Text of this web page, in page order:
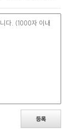
등록